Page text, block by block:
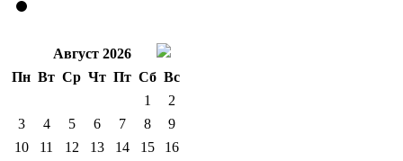
Август 2026
Пн Вт Ср Чт Пт Сб Вс
1
2
3
4 5 6 7 8
9
10
11 12 13 14 15
16